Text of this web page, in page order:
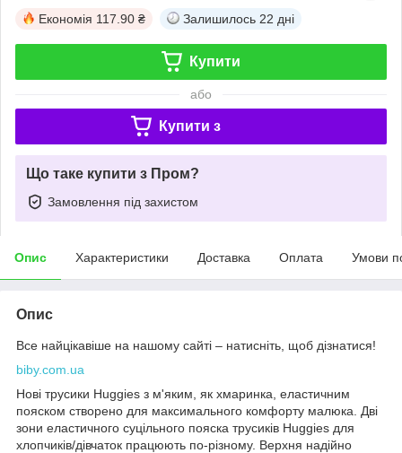
Економія 117.90 ₴ Залишилось 22 дні
Купити
або
Купити з
Що таке купити з Пром?
Замовлення під захистом
Опис Характеристики Доставка Оплата Умови
Опис
Все найцікавіше на нашому сайті – натисніть, щоб дізнатися!
biby.com.ua
Нові трусики Huggies з м'яким, як хмаринка, еластичним
пояском створено для максимального комфорту малюка. Дві
зони еластичного суцільного пояска трусиків Huggies для
хлопчиків/дівчаток працюють по-різному. Верхня надійно